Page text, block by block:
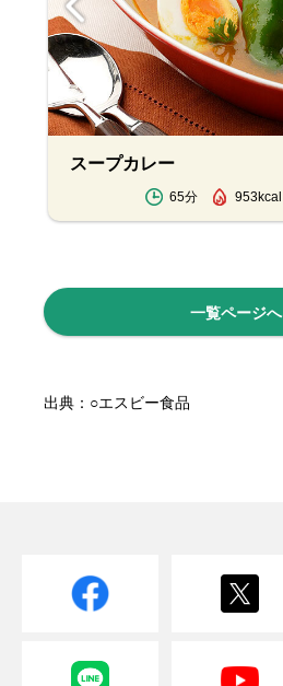
スープカレー
65分 953kcal
一覧ページへ
出典：○エスビー食品